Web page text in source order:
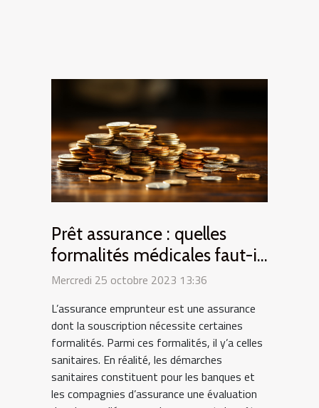
Prêt assurance : quelles
formalités médicales faut-il
remplir ?
Mercredi 25 octobre 2023 13:36
L’assurance emprunteur est une assurance
dont la souscription nécessite certaines
formalités. Parmi ces formalités, il y’a celles
sanitaires. En réalité, les démarches
sanitaires constituent pour les banques et
les compagnies d’assurance une évaluation